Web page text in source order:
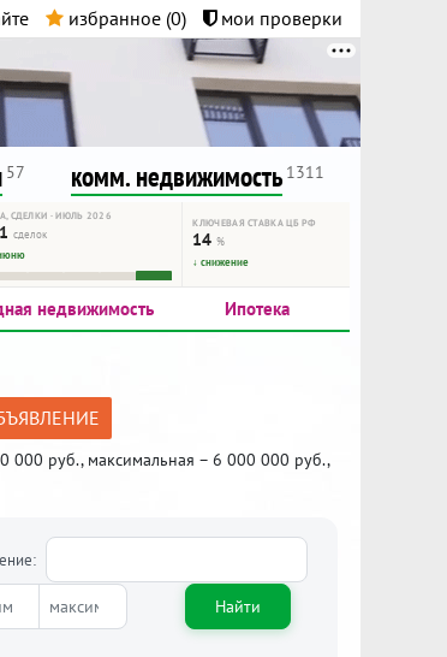
избранное (0) мои проверки
57 комм. недвижимость 1311
СДЕЛКИ · ИЮЛЬ 2026
сделок
КЛЮЧЕВАЯ СТАВКА ЦБ РФ
14%
↓ снижение
недвижимость Ипотека
000 руб., максимальная – 6 000 000 руб.,
Найти